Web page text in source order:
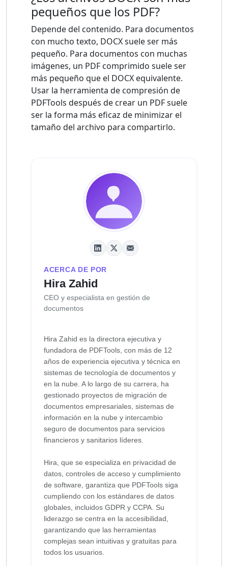
pequeños que los PDF?
Depende del contenido. Para documentos
con mucho texto, DOCX suele ser más
pequeño. Para documentos con muchas
imágenes, un PDF comprimido suele ser
más pequeño que el DOCX equivalente.
Usar la herramienta de compresión de
PDFTools después de crear un PDF suele
ser la forma más eficaz de minimizar el
tamaño del archivo para compartirlo.
ACERCA DE POR
Hira Zahid
CEO y especialista en gestión de
documentos
Hira Zahid es la directora ejecutiva y
fundadora de PDFTools, con más de 12
años de experiencia ejecutiva y técnica en
sistemas de tecnología de documentos y
en la nube. A lo largo de su carrera, ha
gestionado proyectos de migración de
documentos empresariales, sistemas de
información en la nube y intercambio
seguro de documentos para servicios
financieros y sanitarios líderes.
Hira, que se especializa en privacidad de
datos, controles de acceso y cumplimiento
de software, garantiza que PDFTools siga
cumpliendo con los estándares de datos
globales, incluidos GDPR y CCPA. Su
liderazgo se centra en la accesibilidad,
garantizando que las herramientas
complejas sean intuitivas y gratuitas para
todos los usuarios.